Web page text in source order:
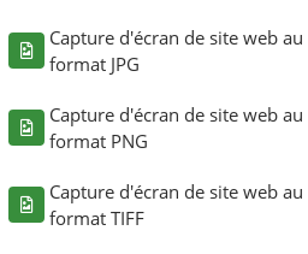
Capture d'écran de site web au
format JPG
Capture d'écran de site web au
format PNG
Capture d'écran de site web au
format TIFF